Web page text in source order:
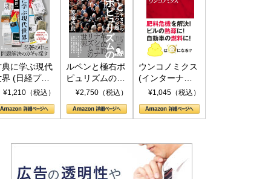
典に学ぶ現代
界 (日経プレ
アシリーズ)
¥1,210（税込）
ルペンと極右ポ
ピュリズムの時
代：〈ヤヌス〉
¥2,750（税込）
ウンコノミクス
(インターナシ
ョナル新書)
¥1,045（税込）